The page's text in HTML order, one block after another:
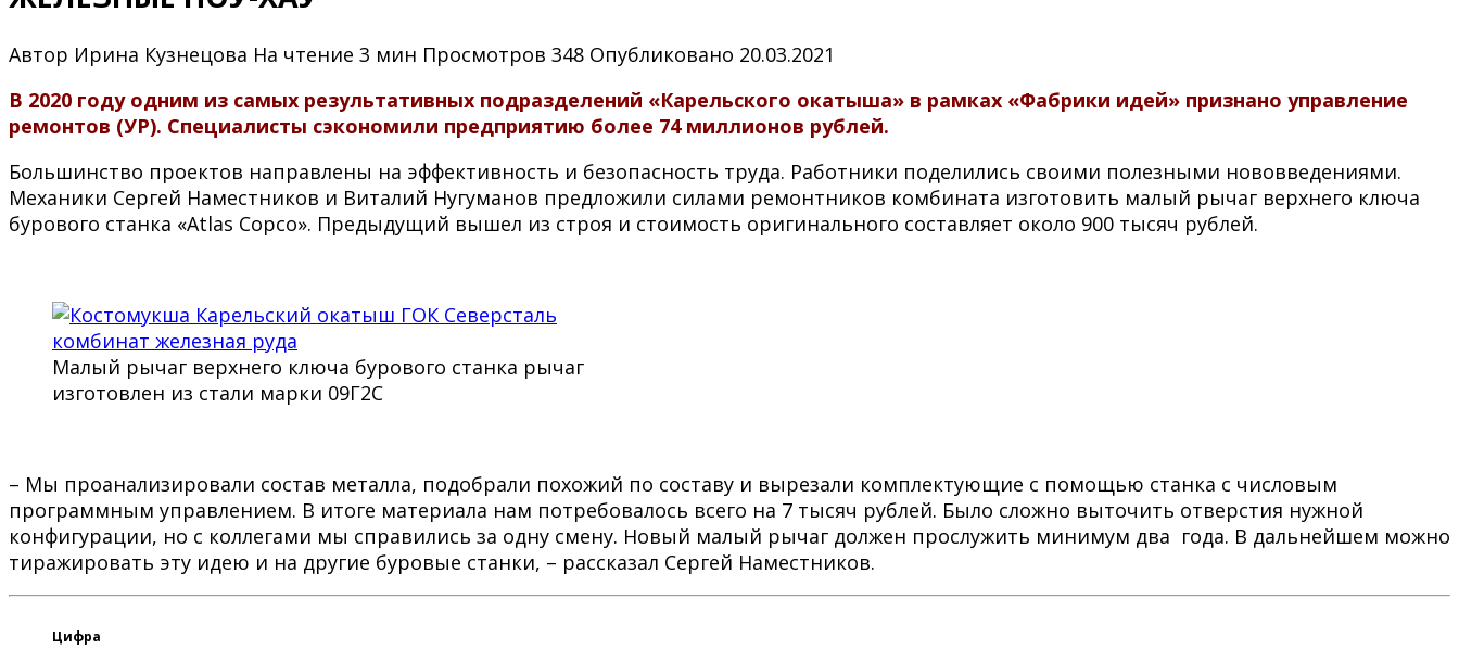
Автор Ирина Кузнецова На чтение 3 мин Просмотров 348 Опубликовано 20.03.2021
В 2020 году одним из самых результативных подразделений «Карельского окатыша» в рамках «Фабрики идей» признано управление
ремонтов (УР). Специалисты сэкономили предприятию более 74 миллионов рублей.
Большинство проектов направлены на эффективность и безопасность труда. Работники поделились своими полезными нововведениями.
Механики Сергей Наместников и Виталий Нугуманов предложили силами ремонтников комбината изготовить малый рычаг верхнего ключа
бурового станка «Atlas Copco». Предыдущий вышел из строя и стоимость оригинального составляет около 900 тысяч рублей.
Малый рычаг верхнего ключа бурового станка рычаг
изготовлен из стали марки 09Г2С
– Мы проанализировали состав металла, подобрали похожий по составу и вырезали комплектующие с помощью станка с числовым
программным управлением. В итоге материала нам потребовалось всего на 7 тысяч рублей. Было сложно выточить отверстия нужной
конфигурации, но с коллегами мы справились за одну смену. Новый малый рычаг должен прослужить минимум два года. В дальнейшем можно
тиражировать эту идею и на другие буровые станки, – рассказал Сергей Наместников.
Цифра